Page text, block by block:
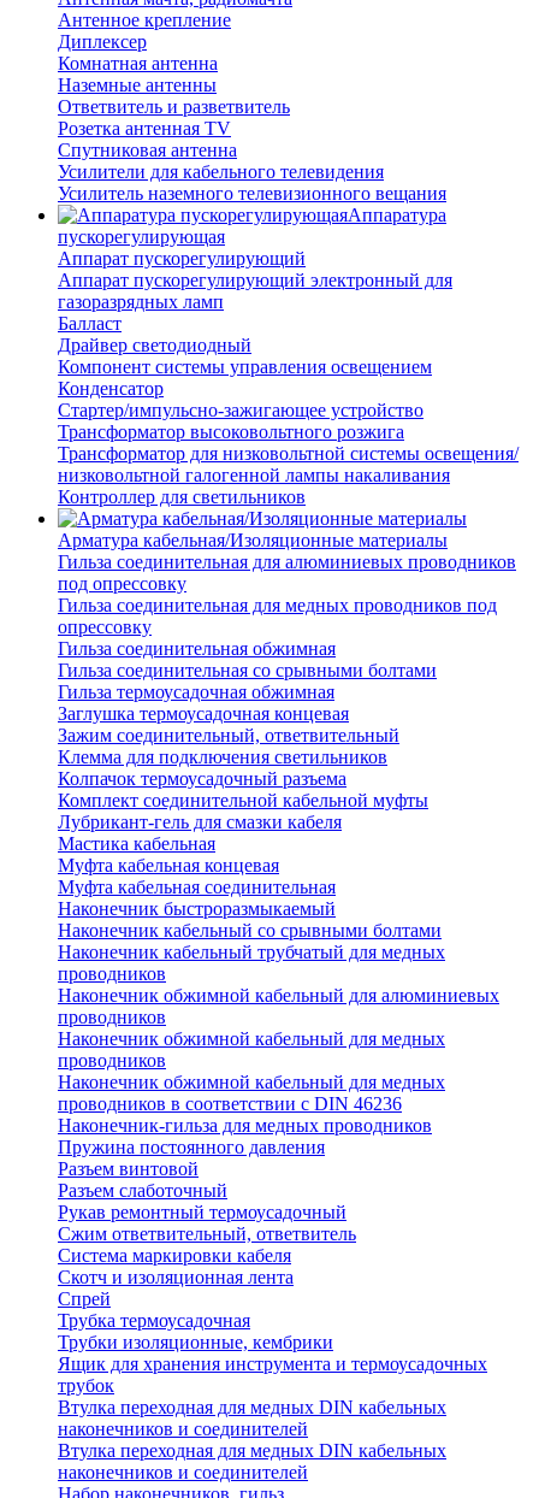
Антенное крепление
Диплексер
Комнатная антенна
Наземные антенны
Ответвитель и разветвитель
Розетка антенная TV
Спутниковая антенна
Усилители для кабельного телевидения
Усилитель наземного телевизионного вещания
Аппаратура
пускорегулирующая
Аппарат пускорегулирующий
Аппарат пускорегулирующий электронный для
газоразрядных ламп
Балласт
Драйвер светодиодный
Компонент системы управления освещением
Конденсатор
Стартер/импульсно-зажигающее устройство
Трансформатор высоковольтного розжига
Трансформатор для низковольтной системы освещения/
низковольтной галогенной лампы накаливания
Контроллер для светильников
Арматура кабельная/Изоляционные материалы
Гильза соединительная для алюминиевых проводников
под опрессовку
Гильза соединительная для медных проводников под
опрессовку
Гильза соединительная обжимная
Гильза соединительная со срывными болтами
Гильза термоусадочная обжимная
Заглушка термоусадочная концевая
Зажим соединительный, ответвительный
Клемма для подключения светильников
Колпачок термоусадочный разъема
Комплект соединительной кабельной муфты
Лубрикант-гель для смазки кабеля
Мастика кабельная
Муфта кабельная концевая
Муфта кабельная соединительная
Наконечник быстроразмыкаемый
Наконечник кабельный со срывными болтами
Наконечник кабельный трубчатый для медных
проводников
Наконечник обжимной кабельный для алюминиевых
проводников
Наконечник обжимной кабельный для медных
проводников
Наконечник обжимной кабельный для медных
проводников в соответствии с DIN 46236
Наконечник-гильза для медных проводников
Пружина постоянного давления
Разъем винтовой
Разъем слаботочный
Рукав ремонтный термоусадочный
Сжим ответвительный, ответвитель
Система маркировки кабеля
Скотч и изоляционная лента
Спрей
Трубка термоусадочная
Трубки изоляционные, кембрики
Ящик для хранения инструмента и термоусадочных
трубок
Втулка переходная для медных DIN кабельных
наконечников и соединителей
Втулка переходная для медных DIN кабельных
наконечников и соединителей
Набор наконечников, гильз